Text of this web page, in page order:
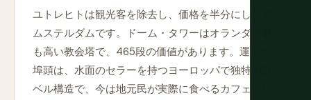
ユトレヒトは観光客を除去し、価格を半分にしたア
ムステルダムです。ドーム・タワーはオランダで最
も高い教会塔で、465段の価値があります。運河の
埠頭は、水面のセラーを持つヨーロッパで独特の2レ
ベル構造で、今は地元民が実際に食べるカフェとレ